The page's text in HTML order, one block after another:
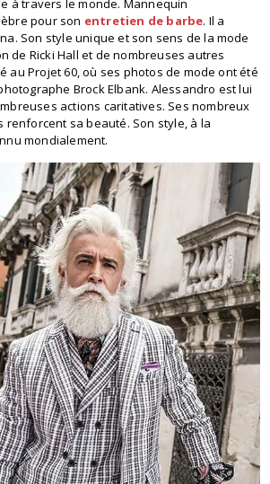
à travers le monde. Mannequin
pour son entretien de barbe. Il a
Son style unique et son sens de la mode
de Ricki Hall et de nombreuses autres
au Projet 60, où ses photos de mode ont été
Brock Elbank. Alessandro est lui
actions caritatives. Ses nombreux
renforcent sa beauté. Son style, à la
mondialement.